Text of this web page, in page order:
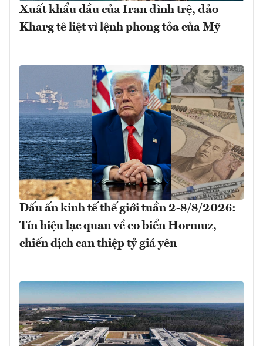
Xuất khẩu dầu của Iran đình trệ, đảo
Kharg tê liệt vì lệnh phong tỏa của Mỹ
Dấu ấn kinh tế thế giới tuần 2-8/8/2026:
Tín hiệu lạc quan về eo biển Hormuz,
chiến dịch can thiệp tỷ giá yên